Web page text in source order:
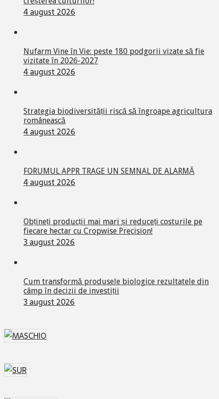
4 august 2026
Nufarm Vine în Vie: peste 180 podgorii vizate să fie
vizitate în 2026-2027
4 august 2026
Strategia biodiversității riscă să îngroape agricultura
românească
4 august 2026
FORUMUL APPR TRAGE UN SEMNAL DE ALARMĂ
4 august 2026
Obțineți producții mai mari și reduceți costurile pe
fiecare hectar cu Cropwise Precision!
3 august 2026
Cum transformă produsele biologice rezultatele din
câmp în decizii de investiții
3 august 2026